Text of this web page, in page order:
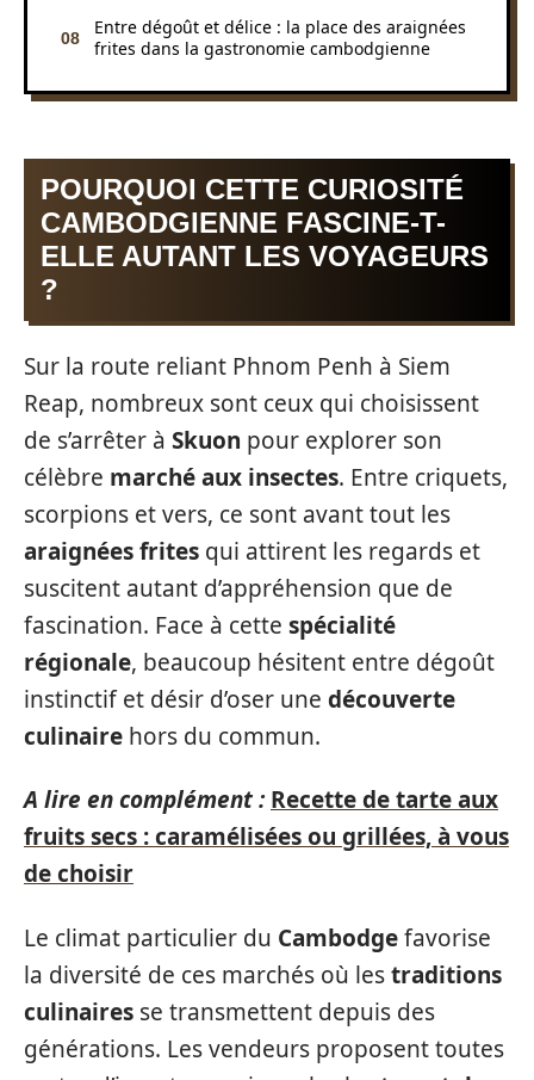
Entre dégoût et délice : la place des araignées
frites dans la gastronomie cambodgienne
POURQUOI CETTE CURIOSITÉ
CAMBODGIENNE FASCINE-T-
ELLE AUTANT LES VOYAGEURS
?
Sur la route reliant Phnom Penh à Siem
Reap, nombreux sont ceux qui choisissent
de s’arrêter à Skuon pour explorer son
célèbre marché aux insectes. Entre criquets,
scorpions et vers, ce sont avant tout les
araignées frites qui attirent les regards et
suscitent autant d’appréhension que de
fascination. Face à cette spécialité
régionale, beaucoup hésitent entre dégoût
instinctif et désir d’oser une découverte
culinaire hors du commun.
A lire en complément : Recette de tarte aux
fruits secs : caramélisées ou grillées, à vous
de choisir
Le climat particulier du Cambodgefavorise
la diversité de ces marchés où lestraditions
culinaires se transmettent depuis des
générations. Les vendeurs proposent toutes